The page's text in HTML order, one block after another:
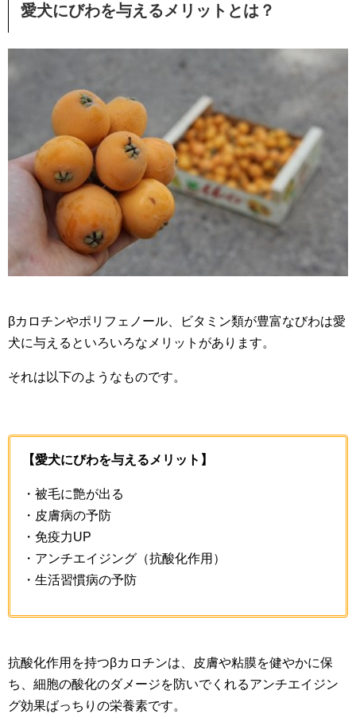
愛犬にびわを与えるメリットとは？
βカロチンやポリフェノール、ビタミン類が豊富なびわは愛
犬に与えるといろいろなメリットがあります。
それは以下のようなものです。
【愛犬にびわを与えるメリット】
・被毛に艶が出る
・皮膚病の予防
・免疫力UP
・アンチエイジング（抗酸化作用）
・生活習慣病の予防
抗酸化作用を持つβカロチンは、皮膚や粘膜を健やかに保
ち、細胞の酸化のダメージを防いでくれるアンチエイジン
グ効果ばっちりの栄養素です。